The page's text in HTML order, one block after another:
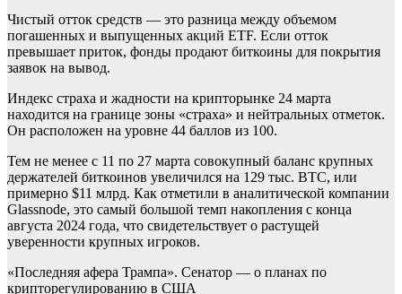
Чистый отток средств — это разница между объемом
погашенных и выпущенных акций ETF. Если отток
превышает приток, фонды продают биткоины для покрытия
заявок на вывод.
Индекс страха и жадности на крипторынке 24 марта
находится на границе зоны «страха» и нейтральных отметок.
Он расположен на уровне 44 баллов из 100.
Тем не менее с 11 по 27 марта совокупный баланс крупных
держателей биткоинов увеличился на 129 тыс. BTC, или
примерно $11 млрд. Как отметили в аналитической компании
Glassnode, это самый большой темп накопления с конца
августа 2024 года, что свидетельствует о растущей
уверенности крупных игроков.
«Последняя афера Трампа». Сенатор — о планах по
крипторегулированию в США